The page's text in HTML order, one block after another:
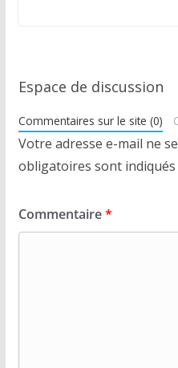
Espace de discussion
Commentaires sur le site (0)
Votre adresse e-mail ne
obligatoires sont indiqués
Commentaire*